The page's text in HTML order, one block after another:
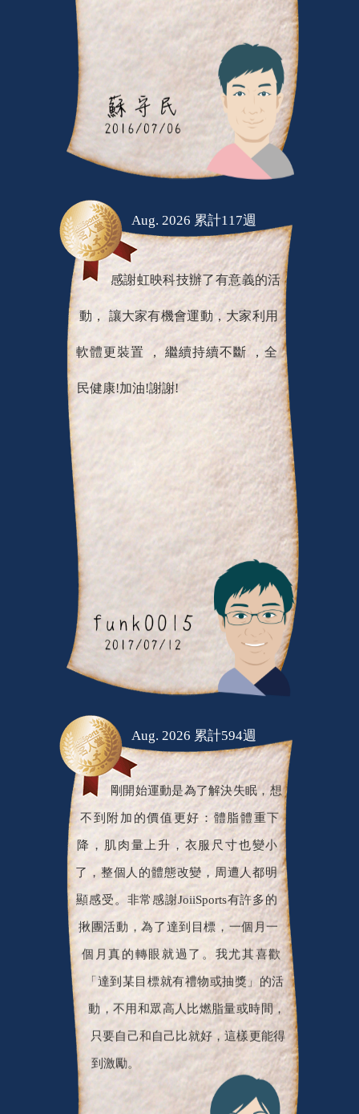
Aug. 2026 累計117週
感謝虹映科技辦了有意義的活
動， 讓大家有機會運動，大家利用
軟體更裝置 ， 繼續持續不斷 ，全
民健康!加油!謝謝!
剛開始運動是為了解決失眠，想
不到附加的價值更好：體脂體重下
降，肌肉量上升，衣服尺寸也變小
了，整個人的體態改變，周遭人都明
顯感受。非常感謝JoiiSports有許多的
揪團活動，為了達到目標，一個月一
個月真的轉眼就過了。我尤其喜歡
「達到某目標就有禮物或抽獎」的活
動，不用和眾高人比燃脂量或時間，
只要自己和自己比就好，這樣更能得